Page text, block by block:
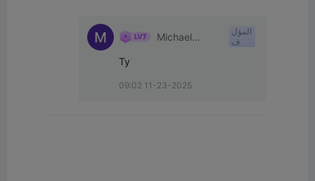
Michael
المؤل
ف
Ty
09:02 11-23-2025